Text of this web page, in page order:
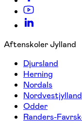
Aftenskoler Jylland
Djursland
Herning
Nordals
Nordvestjylland
Odder
Randers-